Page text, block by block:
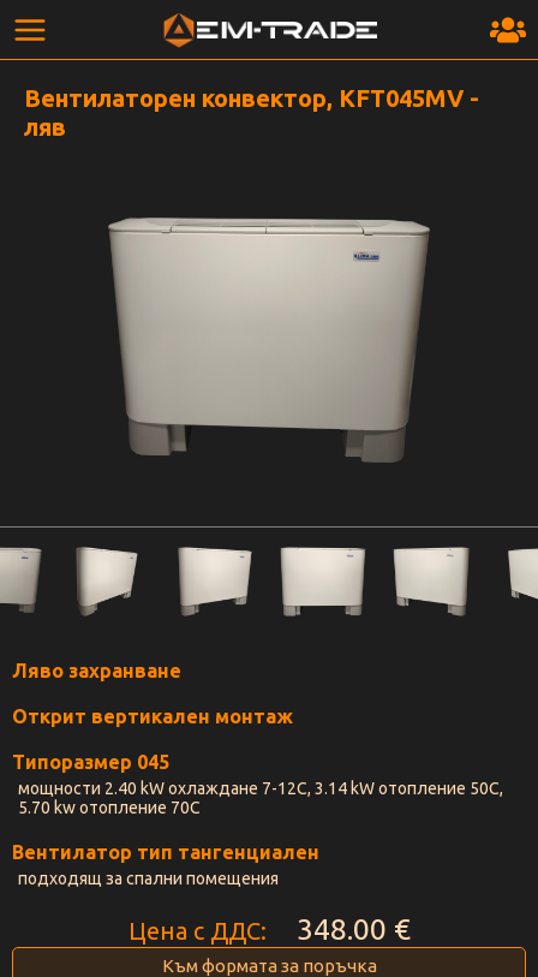
Вентилаторен конвектор, KFT045MV -
ляв
Ляво захранване
Открит вертикален монтаж
Типоразмер 045
мощности 2.40 kW охлaждане 7-12С, 3.14 kW отопление 50C,
5.70 kw отопление 70C
Вентилатор тип тангенциален
подходящ за спални помещения
Цена с ДДС: 348.00 €
Към формата за поръчка